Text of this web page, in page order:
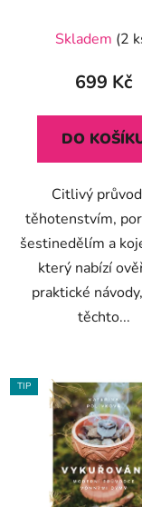
Skladem (2
699 Kč
DO
Citlivý
těhotenstvím,
šestinedělím a
který nabízí
praktické
těchto...
TIP